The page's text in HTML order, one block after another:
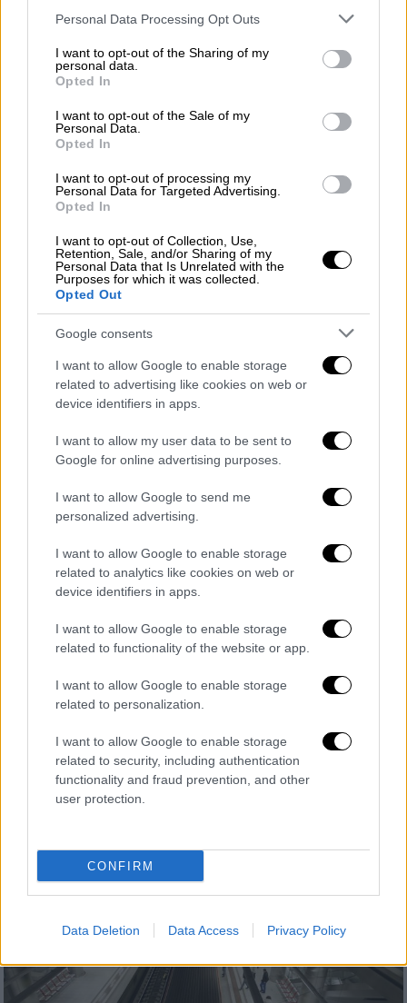
Please note that this website/app uses one or more Google
not limited to your visit or usage behaviour. You may click to
grant or deny consent to Google and its third-party tags to
use your data for below specified purposes in below Google
consent section.
Personal Data Processing Opt Outs
I want to opt-out of the Sharing of my
personal data.
Opted In
I want to opt-out of the Sale of my
Personal Data.
Opted In
I want to opt-out of processing my
Personal Data for Targeted Advertising.
Opted In
I want to opt-out of Collection, Use,
Retention, Sale, and/or Sharing of my
Personal Data that Is Unrelated with the
Purposes for which it was collected.
Opted Out
Google consents
I want to allow Google to enable storage
related to advertising like cookies on web or
device identifiers in apps.
I want to allow my user data to be sent to
Google for online advertising purposes.
I want to allow Google to send me
personalized advertising.
I want to allow Google to enable storage
related to analytics like cookies on web or
device identifiers in apps.
I want to allow Google to enable storage
related to functionality of the website or app.
I want to allow Google to enable storage
related to personalization.
I want to allow Google to enable storage
related to security, including authentication
functionality and fraud prevention, and other
user protection.
CONFIRM
Data Deletion Data Access Privacy Policy
Ελλάδα|29.01.2025 06:50
Οι νέες επεκτάσεις του Μετρό στην
Αθήνα: Ποιες περιοχές ωφελούνται -
Πότε έρχονται οι πρώτοι καινούριοι
Τα βλέμματα είναι στραμμένα στο επόμενο
ΕΣΠΑ, χωρίς ωστόσο μέχρι τώρα να υπάρχει
κάποια συγκεκριμένη δέσμευση ή
κλειδωμένη χρηματοδότηση, όπως
παραδέχεται και το αρμόδιο υπουργείο
Ελλάδα 15.01.2025 12:43
Έκτακτη λεωφορειακή γραμμή
Κατεχάκη - Χαλάνδρι λόγω της πτώσης
άνδρα στη Γραμμή 3 του Μετρό
Με λεωφορείο η εξυπηρέτηση του
επιβατικού κοινού